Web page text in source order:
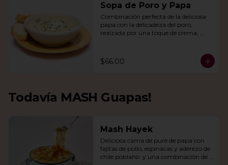
Sopa de Poro y Papa
Combinación perfecta de la deliciosa
papa con la delicadeza del poro,
realzada por una toque de crema,
$66.00
Todavía MASH Guapas!
Mash Hayek
Deliciosa cama de puré de papa con
fajitas de pollo, espinacas y aderezo de
chile poblano  y una combinación de